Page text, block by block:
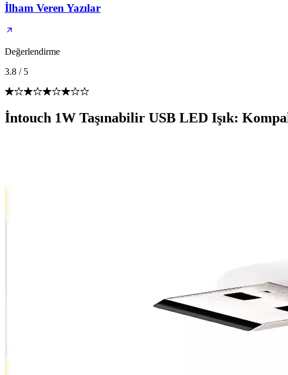
İlham Veren Yazılar
Değerlendirme
3.8 / 5
İntouch 1W Taşınabilir USB LED Işık: